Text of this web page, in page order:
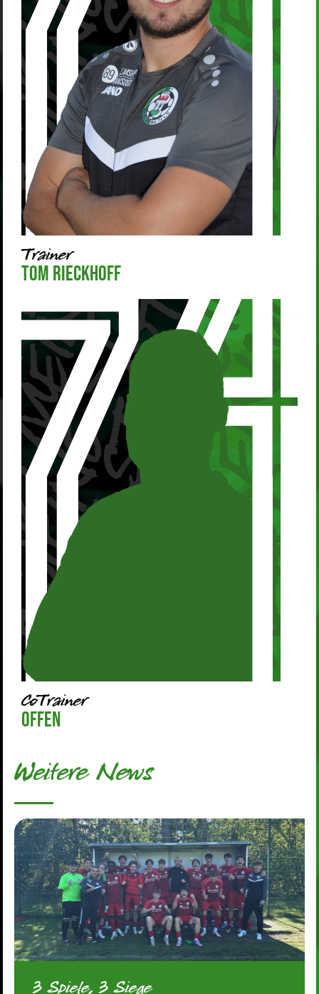
Trainer
Tom Rieckhoff
CoTrainer
Offen
Weitere News
3 Spiele, 3 Siege